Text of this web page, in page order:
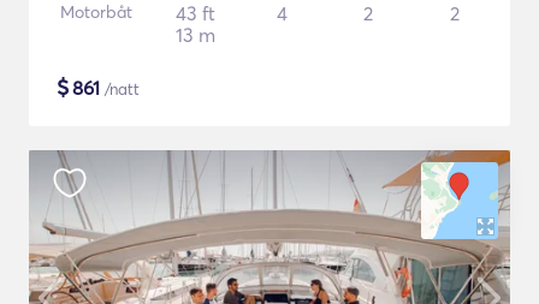
Motorbåt
43 ft
13 m
4 2 2
$861 /natt